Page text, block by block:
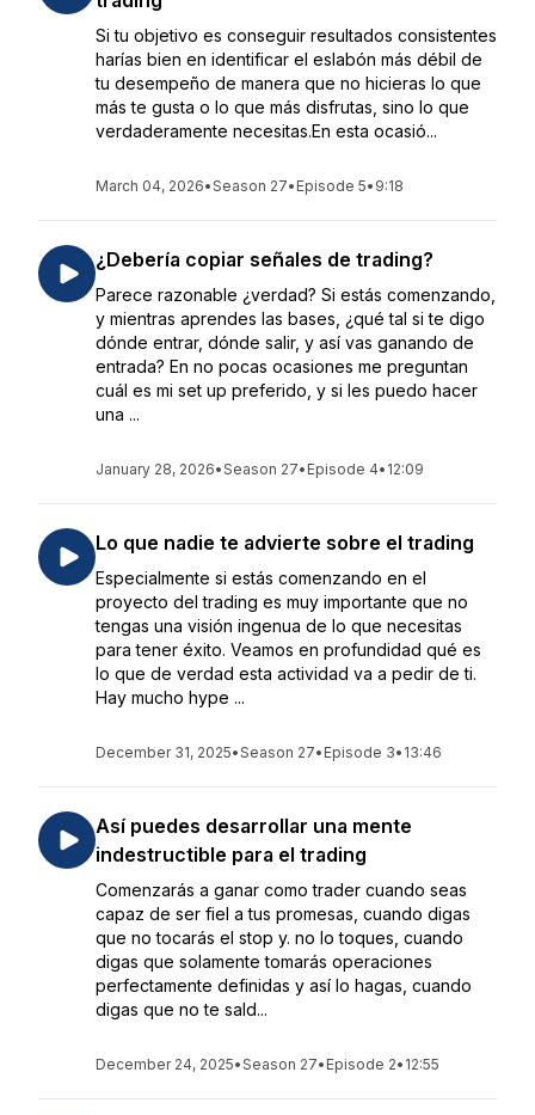
Si tu objetivo es conseguir resultados consistentes
harías bien en identificar el eslabón más débil de
tu desempeño de manera que no hicieras lo que
más te gusta o lo que más disfrutas, sino lo que
verdaderamente necesitas.En esta ocasió...
March 04, 2026•Season 27• Episode 5• 9:18
¿Debería copiar señales de trading?
Parece razonable ¿verdad? Si estás comenzando,
y mientras aprendes las bases, ¿qué tal si te digo
dónde entrar, dónde salir, y así vas ganando de
entrada? En no pocas ocasiones me preguntan
cuál es mi set up preferido, y si les puedo hacer
una ...
January 28, 2026•Season 27• Episode 4• 12:09
Lo que nadie te advierte sobre el trading
Especialmente si estás comenzando en el
proyecto del trading es muy importante que no
tengas una visión ingenua de lo que necesitas
para tener éxito. Veamos en profundidad qué es
lo que de verdad esta actividad va a pedir de ti.
Hay mucho hype ...
December 31, 2025•Season 27• Episode 3• 13:46
Así puedes desarrollar una mente
indestructible para el trading
Comenzarás a ganar como trader cuando seas
capaz de ser fiel a tus promesas, cuando digas
que no tocarás el stop y. no lo toques, cuando
digas que solamente tomarás operaciones
perfectamente definidas y así lo hagas, cuando
digas que no te sald...
December 24, 2025•Season 27• Episode 2• 12:55